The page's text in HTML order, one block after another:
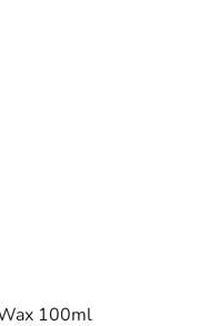
100ml